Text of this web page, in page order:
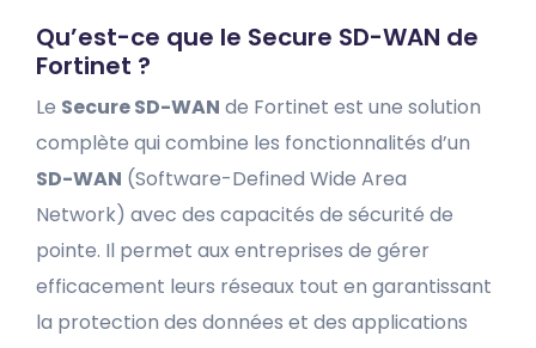
Qu’est-ce que le Secure SD-WAN de
Fortinet ?
Le Secure SD-WAN de Fortinet est une solution
complète qui combine les fonctionnalités d’un
SD-WAN (Software-Defined Wide Area
Network) avec des capacités de sécurité de
pointe. Il permet aux entreprises de gérer
efficacement leurs réseaux tout en garantissant
la protection des données et des applications